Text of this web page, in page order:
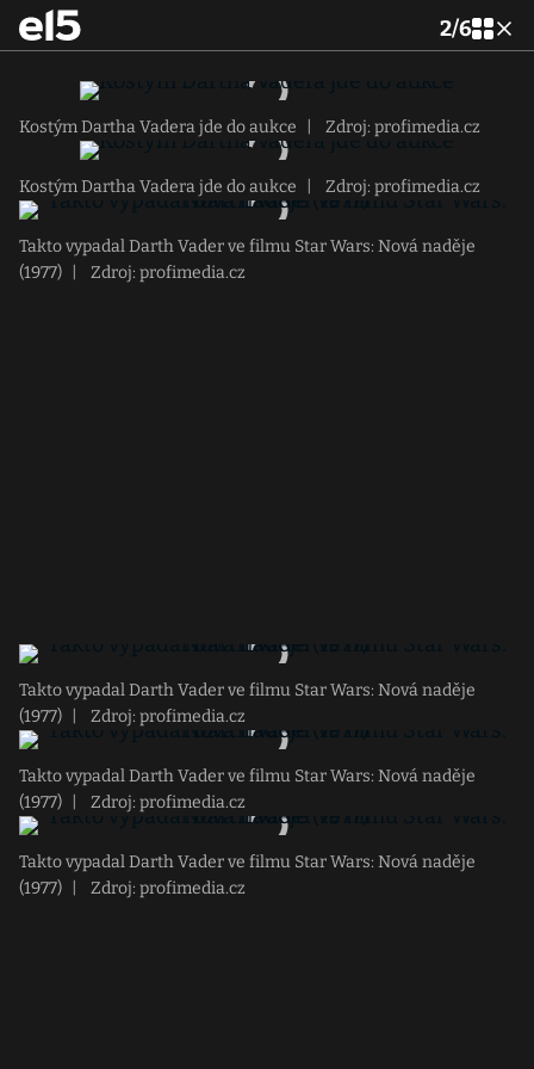
2/6
Kostým Dartha Vadera jde do aukce Zdroj: profimedia.cz
Kostým Dartha Vadera jde do aukce Zdroj: profimedia.cz
Takto vypadal Darth Vader ve filmu Star Wars: Nová naděje
(1977)
Zdroj: profimedia.cz
Takto vypadal Darth Vader ve filmu Star Wars: Nová naděje
(1977)
Zdroj: profimedia.cz
Takto vypadal Darth Vader ve filmu Star Wars: Nová naděje
(1977)
Zdroj: profimedia.cz
Takto vypadal Darth Vader ve filmu Star Wars: Nová naděje
(1977)
Zdroj: profimedia.cz